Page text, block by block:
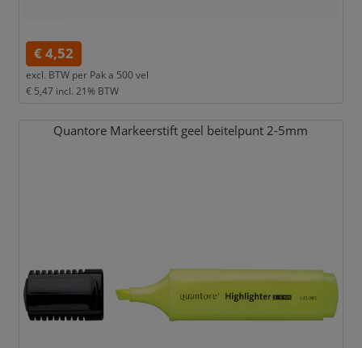
€ 4,52
excl. BTW per Pak a 500 vel
€ 5,47 incl. 21% BTW
Quantore Markeerstift geel beitelpunt 2-5mm